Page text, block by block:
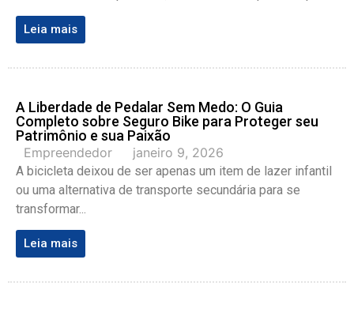
Leia mais
A Liberdade de Pedalar Sem Medo: O Guia
Completo sobre Seguro Bike para Proteger seu
Patrimônio e sua Paixão
Empreendedor janeiro 9, 2026
A bicicleta deixou de ser apenas um item de lazer infantil
ou uma alternativa de transporte secundária para se
transformar...
Leia mais